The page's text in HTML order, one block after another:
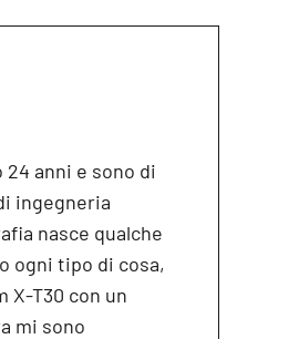
anni e sono di
ingegneria
nasce qualche
ogni tipo di cosa,
X-T30 con un
mi sono